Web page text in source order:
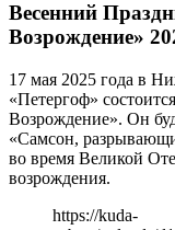
Весенний
Возрождение»
17 мая 2025 года в
«Петергоф»
Возрождение». Он
«Самсон,
во время Великой
возрождения.
https://kuda-